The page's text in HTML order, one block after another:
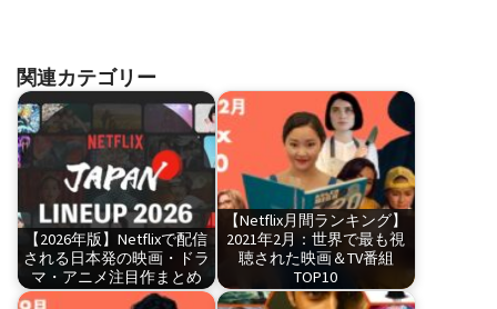
関連カテゴリー
【2026年版】Netflixで配信
される日本発の映画・ドラ
マ・アニメ注目作まとめ
【Netflix月間ランキング】
2021年2月：世界で最も視
聴された映画＆TV番組
TOP10